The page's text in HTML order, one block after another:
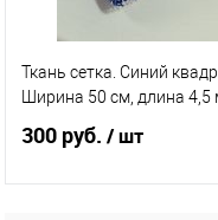
Ткань сетка. Синий
Ширина 50 см, длина 4,5
300 руб. / шт